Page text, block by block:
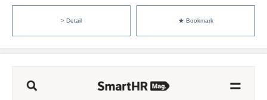
> Detail ★ Bookmark